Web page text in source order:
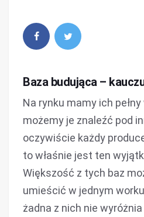
Baza budująca –
Na rynku mamy ich
możemy je znaleźć pod
oczywiście każdy
to właśnie jest ten
Większość z tych baz
umieścić w jednym
żadna z nich nie